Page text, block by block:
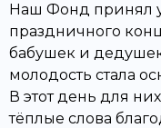
Наш Фонд принял
праздничного
бабушек и
молодость стала
В этот день для
тёплые слова